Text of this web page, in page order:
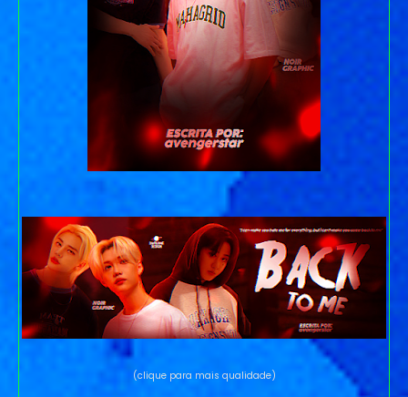
(clique para mais qualidade)